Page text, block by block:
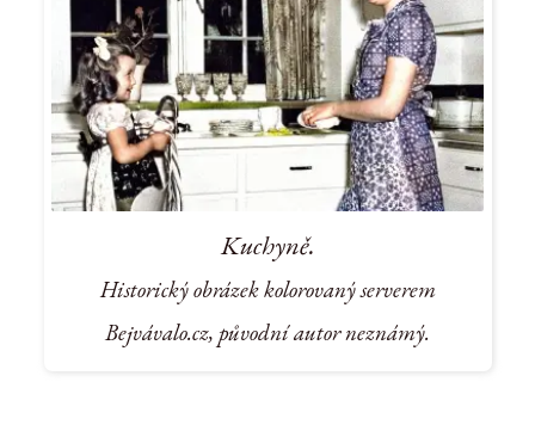
Kuchyně.
Historický obrázek kolorovaný serverem
Bejvávalo.cz, původní autor neznámý.